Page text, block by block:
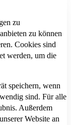
zu
zu können
Cookies sind
werden, um die
speichern, wenn
sind. Für alle
Außerdem
Website an